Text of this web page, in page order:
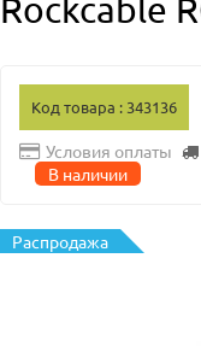
Rockcable
Код товара : 343136
Условия оплаты
В наличии
Распродажа